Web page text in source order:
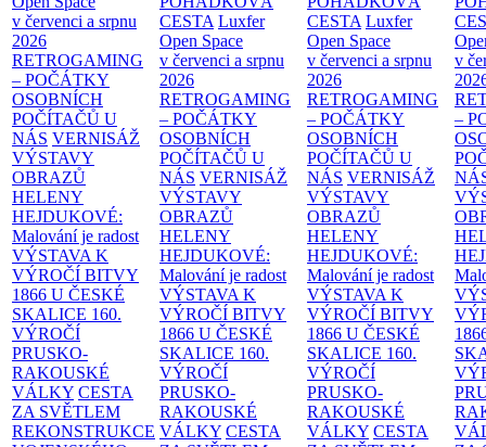
v červenci a srpnu
2026
RETROGAMING
– POČÁTKY
OSOBNÍCH
POČÍTAČŮ U
NÁS VERNISÁŽ
VÝSTAVY
OBRAZŮ
HELENY
HEJDUKOVÉ:
Malování je radost
VÝSTAVA K
VÝROČÍ BITVY
1866 U ČESKÉ
SKALICE 160.
VÝROČÍ
PRUSKO-
RAKOUSKÉ
VÁLKY CESTA
ZA SVĚTLEM
REKONSTRUKCE
CESTA Luxfer
Open Space
v červenci a srpnu
2026
RETROGAMING
– POČÁTKY
OSOBNÍCH
POČÍTAČŮ U
NÁS VERNISÁŽ
VÝSTAVY
OBRAZŮ
HELENY
HEJDUKOVÉ:
Malování je radost
VÝSTAVA K
VÝROČÍ BITVY
1866 U ČESKÉ
SKALICE 160.
VÝROČÍ
PRUSKO-
RAKOUSKÉ
VÁLKY CESTA
CESTA Luxfer
Open Space
v červenci a srpnu
2026
RETROGAMING
– POČÁTKY
OSOBNÍCH
POČÍTAČŮ U
NÁS VERNISÁŽ
VÝSTAVY
OBRAZŮ
HELENY
HEJDUKOVÉ:
Malování je radost
VÝSTAVA K
VÝROČÍ BITVY
1866 U ČESKÉ
SKALICE 160.
VÝROČÍ
PRUSKO-
RAKOUSKÉ
VÁLKY CESTA
v
–